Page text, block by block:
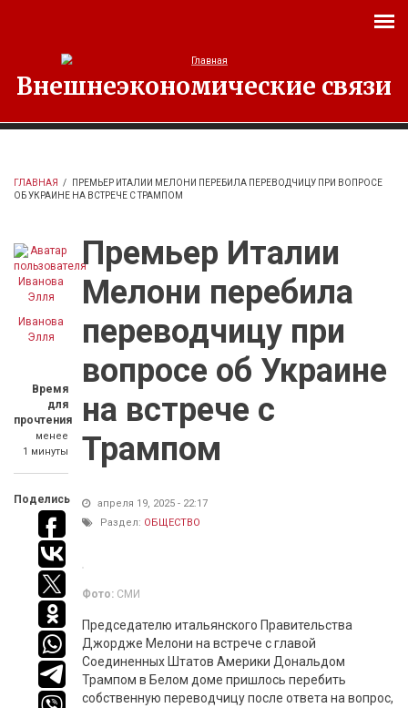
Внешнеэкономические связи
ГЛАВНАЯ /
ПРЕМЬЕР ИТАЛИИ МЕЛОНИ ПЕРЕБИЛА ПЕРЕВОДЧИЦУ ПРИ ВОПРОСЕ
ОБ УКРАИНЕ НА ВСТРЕЧЕ С ТРАМПОМ
Иванова
Элля
Время
для
прочтения
менее
1 минуты
Поделись
Премьер Италии
Мелони перебила
переводчицу при
вопросе об Украине
на встрече с
Трампом
апреля 19, 2025 - 22:17
Раздел: ОБЩЕСТВО
Фото: СМИ
Председателю итальянского Правительства
Джордже Мелони на встрече с главой
Соединенных Штатов Америки Дональдом
Трампом в Белом доме пришлось перебить
собственную переводчицу после ответа на вопрос,